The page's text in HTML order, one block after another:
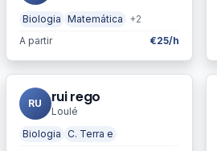
Biologia Matemática
+2
A partir
€25/h
RU rui rego
Loulé
Biologia
C. Terra e